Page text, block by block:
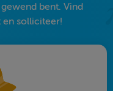
bent. Vind
en solliciteer!